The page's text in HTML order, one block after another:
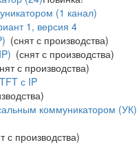
(1 канал)
1, версия 4
(снят с производства)
(снят с производства)
с производства)
с IP
коммуникатором (УК)
с производства)